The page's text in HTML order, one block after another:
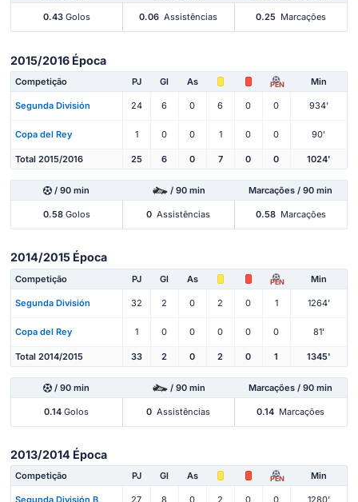
0.43Golos 0.06 Assistências 0.25 Marcações
2015/2016 Época
Competição PJ Gl As PEN Min
Segunda División 24 6 0 6 0 0 934'
Copa del Rey 1 0 0 1 0 0 90'
Total 2015/2016 25 6 0 7 0 0 1024'
/ 90 min / 90 min Marcações / 90 min
0.58Golos 0 Assistências 0.58 Marcações
2014/2015 Época
Competição PJ Gl As PEN Min
Segunda División 32 2 0 2 0 1 1264'
Copa del Rey 1 0 0 0 0 0 81'
Total 2014/2015 33 2 0 2 0 1 1345'
/ 90 min / 90 min Marcações / 90 min
0.14 Golos 0 Assistências 0.14 Marcações
2013/2014 Época
Competição PJ Gl As PEN Min